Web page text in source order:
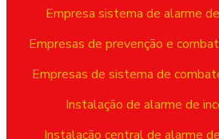
Empresa sistema de alarme
Empresas de prevenção e
Empresas de sistema de
Instalação de alarme de
Instalação central de alarme